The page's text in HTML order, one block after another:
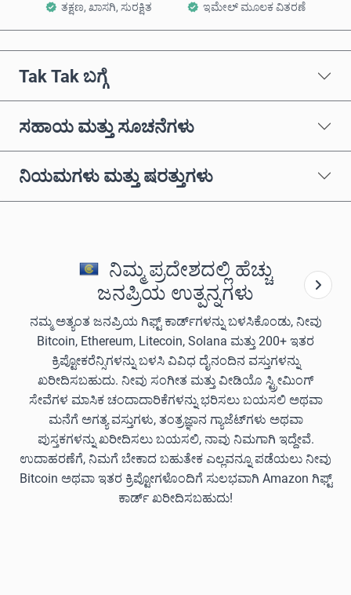
ತಕ್ಷಣ, ಖಾಸಗಿ, ಸುರಕ್ಷಿತ ಇಮೇಲ್ ಮೂಲಕ ವಿತರಣೆ
Tak Tak ಬಗ್ಗೆ
ಸಹಾಯ ಮತ್ತು ಸೂಚನೆಗಳು
ನಿಯಮಗಳು ಮತ್ತು ಷರತ್ತುಗಳು
ನಿಮ್ಮ ಪ್ರದೇಶದಲ್ಲಿ ಹೆಚ್ಚು
ಜನಪ್ರಿಯ ಉತ್ಪನ್ನಗಳು
ನಮ್ಮ ಅತ್ಯಂತ ಜನಪ್ರಿಯ ಗಿಫ್ಟ್ ಕಾರ್ಡ್‌ಗಳನ್ನು ಬಳಸಿಕೊಂಡು, ನೀವು
Bitcoin, Ethereum, Litecoin, Solana ಮತ್ತು 200+ ಇತರ
ಕ್ರಿಪ್ಟೋಕರೆನ್ಸಿಗಳನ್ನು ಬಳಸಿ ವಿವಿಧ ದೈನಂದಿನ ವಸ್ತುಗಳನ್ನು
ಖರೀದಿಸಬಹುದು. ನೀವು ಸಂಗೀತ ಮತ್ತು ವೀಡಿಯೊ ಸ್ಟ್ರೀಮಿಂಗ್
ಸೇವೆಗಳ ಮಾಸಿಕ ಚಂದಾದಾರಿಕೆಗಳನ್ನು ಭರಿಸಲು ಬಯಸಲಿ ಅಥವಾ
ಮನೆಗೆ ಅಗತ್ಯ ವಸ್ತುಗಳು, ತಂತ್ರಜ್ಞಾನ ಗ್ಯಾಜೆಟ್‌ಗಳು ಅಥವಾ
ಪುಸ್ತಕಗಳನ್ನು ಖರೀದಿಸಲು ಬಯಸಲಿ, ನಾವು ನಿಮಗಾಗಿ ಇದ್ದೇವೆ.
ಉದಾಹರಣೆಗೆ, ನಿಮಗೆ ಬೇಕಾದ ಬಹುತೇಕ ಎಲ್ಲವನ್ನೂ ಪಡೆಯಲು ನೀವು
Bitcoin ಅಥವಾ ಇತರ ಕ್ರಿಪ್ಟೋಗಳೊಂದಿಗೆ ಸುಲಭವಾಗಿ Amazon ಗಿಫ್ಟ್
ಕಾರ್ಡ್ ಖರೀದಿಸಬಹುದು!